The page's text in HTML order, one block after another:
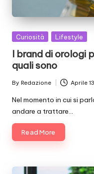
Posted
Curiosità Lifestyle
I brand di orologi
quali sono
Posted
by
By Redazione Aprile
Nel momento in cui si
andare a trattare…
Read More